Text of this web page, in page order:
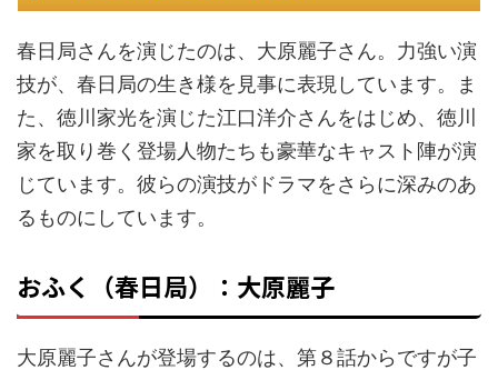
春日局さんを演じたのは、大原麗子さん。力強い演
技が、春日局の生き様を見事に表現しています。ま
た、徳川家光を演じた江口洋介さんをはじめ、徳川
家を取り巻く登場人物たちも豪華なキャスト陣が演
じています。彼らの演技がドラマをさらに深みのあ
るものにしています。
おふく（春日局）：大原麗子
大原麗子さんが登場するのは、第８話からですが子